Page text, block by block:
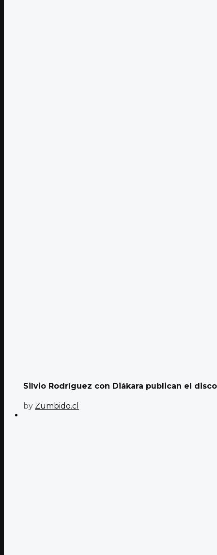
Silvio Rodríguez con Diákara publican el
by Zumbido.cl